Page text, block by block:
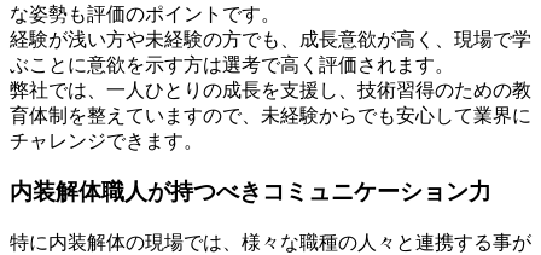
な姿勢も評価のポイントです。
経験が浅い方や未経験の方でも、成長意欲が高く、現場で学
ぶことに意欲を示す方は選考で高く評価されます。
弊社では、一人ひとりの成長を支援し、技術習得のための教
育体制を整えていますので、未経験からでも安心して業界に
チャレンジできます。
内装解体職人が持つべきコミュニケーション力
特に内装解体の現場では、様々な職種の人々と連携する事が